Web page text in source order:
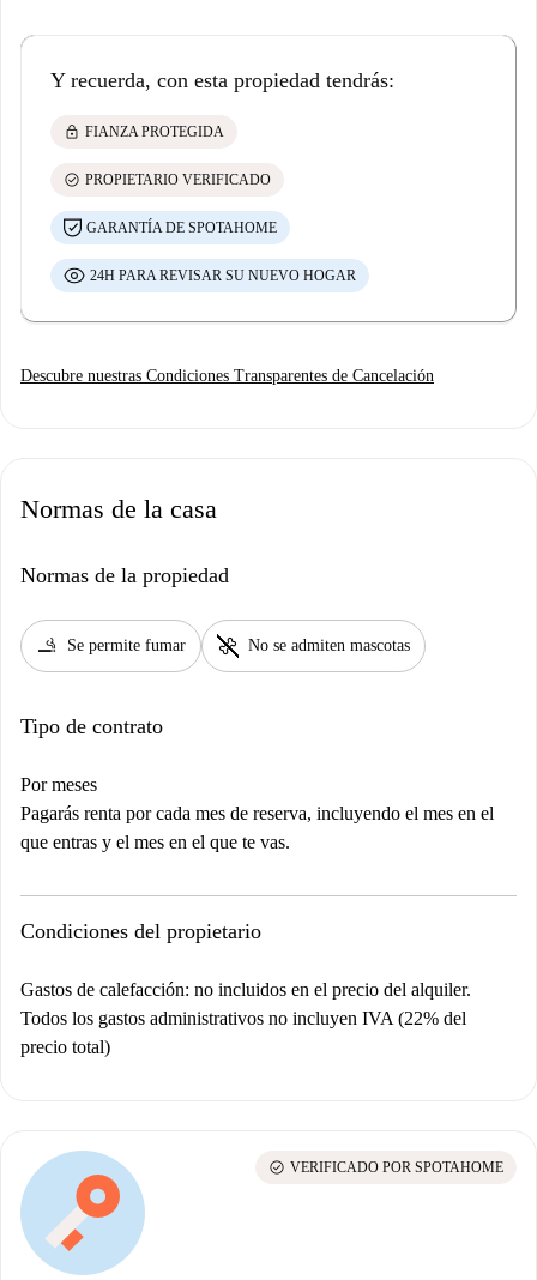
Y recuerda, con esta propiedad tendrás:
lock FIANZA PROTEGIDA
check_circle PROPIETARIO VERIFICADO
GARANTÍA DE SPOTAHOME
24H PARA REVISAR SU NUEVO HOGAR
Descubre nuestras Condiciones Transparentes de Cancelación
Normas de la casa
Normas de la propiedad
smoking_rooms Se permite fumar pet_supplies No se admiten mascotas
Tipo de contrato
Por meses
Pagarás renta por cada mes de reserva, incluyendo el mes en el
que entras y el mes en el que te vas.
Condiciones del propietario
Gastos de calefacción: no incluidos en el precio del alquiler.
Todos los gastos administrativos no incluyen IVA (22% del
precio total)
check_circle VERIFICADO POR SPOTAHOME